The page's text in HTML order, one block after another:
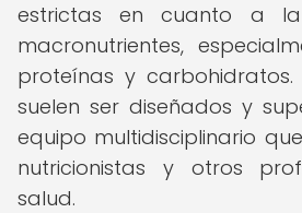
estrictas en cuanto a
macronutrientes,
proteínas y carbohidratos.
suelen ser diseñados y
equipo multidisciplinario
nutricionistas y otros
salud.